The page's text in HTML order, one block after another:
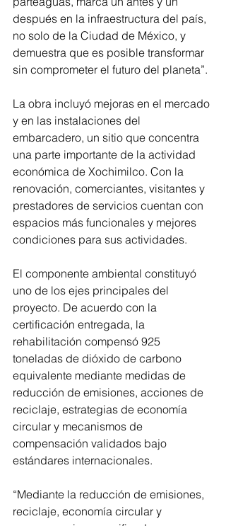
después en la infraestructura del país,
no solo de la Ciudad de México, y
demuestra que es posible transformar
sin comprometer el futuro del planeta”.
La obra incluyó mejoras en el mercado
y en las instalaciones del
embarcadero, un sitio que concentra
una parte importante de la actividad
económica de Xochimilco. Con la
renovación, comerciantes, visitantes y
prestadores de servicios cuentan con
espacios más funcionales y mejores
condiciones para sus actividades.
El componente ambiental constituyó
uno de los ejes principales del
proyecto. De acuerdo con la
certificación entregada, la
rehabilitación compensó 925
toneladas de dióxido de carbono
equivalente mediante medidas de
reducción de emisiones, acciones de
reciclaje, estrategias de economía
circular y mecanismos de
compensación validados bajo
estándares internacionales.
“Mediante la reducción de emisiones,
reciclaje, economía circular y